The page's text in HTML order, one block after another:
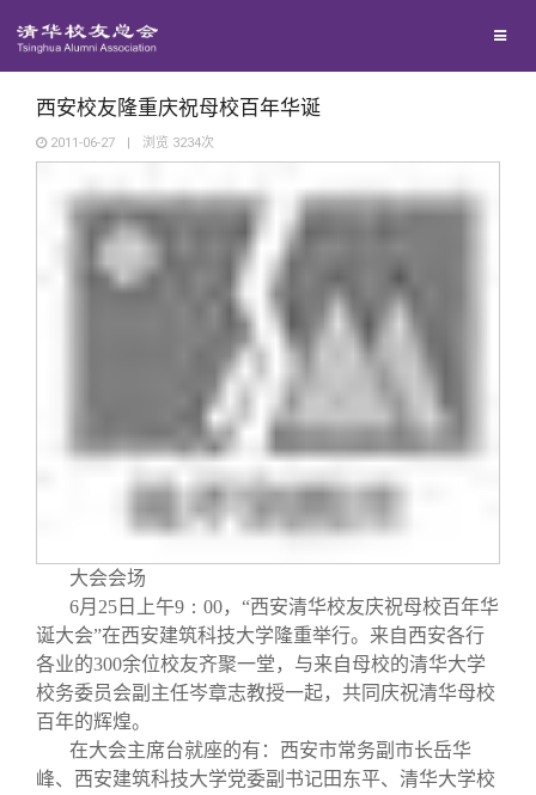
地区联络
院系校友工作
专业委员会
兴趣群体
回馈母校
捐赠新闻
捐赠纪事
捐赠方法
《清华校友通讯》
《水木清华》
我要订阅
清华人物
清华故事
校友文苑
校友讲坛
校友视界
终身学习
三创大赛
实用信息
校友总会
会长致辞
总会章程
理事会名单
制度法规
关闭
西安校友隆重庆祝母校百年华诞
2011-06-27 | 浏览 3234次
大会会场
6月 25 日 上午9：00，“西安清华校友庆祝母校百年华
诞大会”在西安建筑科技大学隆重举行。来自西安各行
各业的300余位校友齐聚一堂，与来自母校的清华大学
校务委员会副主任岑章志教授一起，共同庆祝清华母校
百年的辉煌。
在大会主席台就座的有：西安市常务副市长岳华
峰、西安建筑科技大学党委副书记田东平、清华大学校